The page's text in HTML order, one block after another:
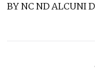
BY NC ND ALCUNI